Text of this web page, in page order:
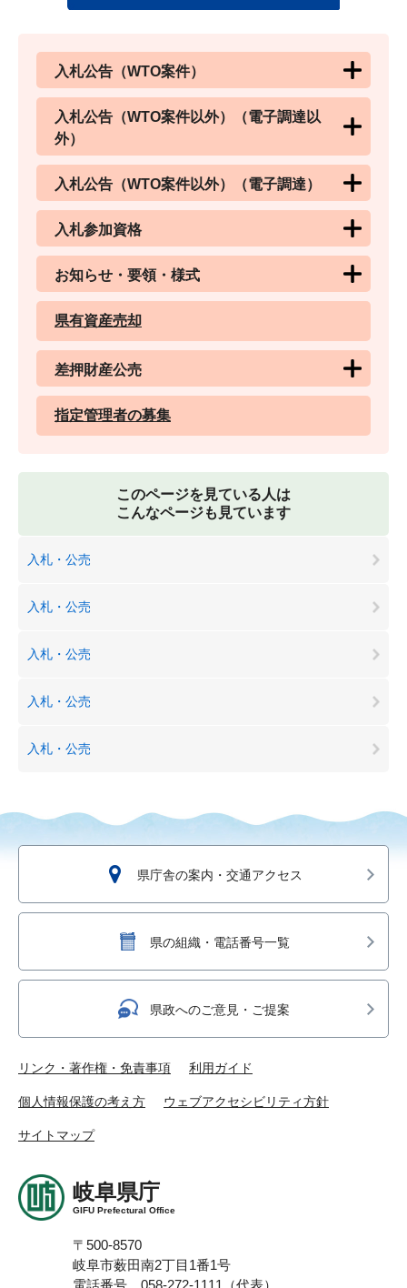
入札公告（WTO案件）
入札公告（WTO案件以外）（電子調達以
外）
入札公告（WTO案件以外）（電子調達）
入札参加資格
お知らせ・要領・様式
県有資産売却
差押財産公売
指定管理者の募集
このページを見ている人は
こんなページも見ています
入札・公売
入札・公売
入札・公売
入札・公売
入札・公売
県庁舎の案内・交通アクセス
県の組織・電話番号一覧
県政へのご意見・ご提案
リンク・著作権・免責事項 利用ガイド
個人情報保護の考え方 ウェブアクセシビリティ方針
サイトマップ
岐阜県庁
GIFU Prefectural Office
〒500-8570
岐阜市薮田南2丁目1番1号
電話番号 058-272-1111（代表）